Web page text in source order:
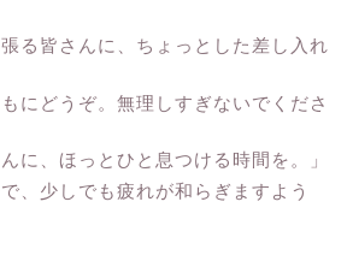
張る皆さんに、ちょっとした差し入れ
もにどうぞ。無理しすぎないでくださ
んに、ほっとひと息つける時間を。」
で、少しでも疲れが和らぎますよう